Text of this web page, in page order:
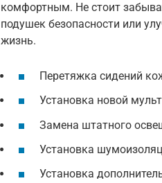
комфортным. Не стоит
подушек безопасности или
жизнь.
Перетяжка сидений
Установка новой
Замена штатного
Установка
Установка